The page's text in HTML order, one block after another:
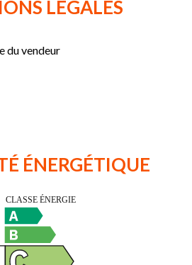
LÉGALES
du vendeur
ÉNERGÉTIQUE